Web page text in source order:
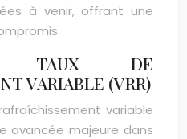
à venir, offrant une
TAUX DE
VARIABLE (VRR)
variable
avancée majeure dans